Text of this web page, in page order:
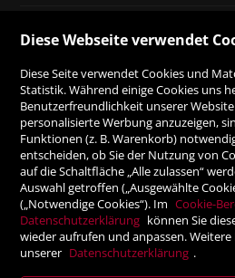
Vorauskasse
SICHER ONLINE
Diese Webseite verwendet
Diese Seite verwendet Cookies und
Statistik. Während einige Cookies uns
Benutzerfreundlichkeit unserer
personalisierte Werbung anzuzeigen,
Funktionen (z. B. Warenkorb)
entscheiden, ob Sie der Nutzung von
auf die Schaltfläche „Alle zulassen“
Auswahl getroffen („Ausgewählte
(„Notwendige Cookies“). Im Cookie-
Datenschutzerklärung können Sie
wieder aufrufen und anpassen.
unserer Datenschutzerklärung .